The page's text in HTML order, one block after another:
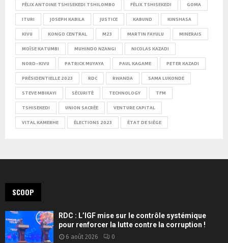
FÉLIX ANTOINE TSHISEKEDI TSHILOMBO FÉLIX TSHISEKEDI GOMA
ITURI JOSEPH KABILA JUSTICE KABUND KINSHASA
KIVU KONGO CENTRAL M23 MARTIN FAYULU MINERAIS
MOÏSE KATUMBI MUHINDO NZANGI NICOLAS KAZADI
NORD-KIVU PATRICK MUYAYA PAUL KAGAME PETER KAZADI
PRÉSIDENTIELLE 2023 RDC RWANDA SAMA LUKONDE
STEVE MBIKAYI SÉCURITÉ TECHNOLOGY TFM
TSHISEKEDI UNION SACRÉE VENTURE CAPITAL
VITAL KAMERHE ÉLECTIONS 2023 ÉTAT DE SIÈGE
SCOOP
RDC : L’IGF mise sur le contrôle systémique
pour renforcer la lutte contre la corruption !
6 août 2026 0